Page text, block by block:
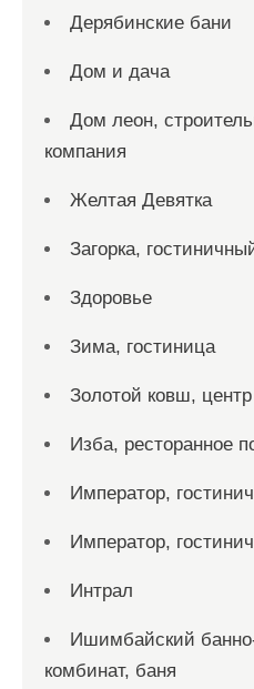
Дерябинские бани
Дом и дача
Дом леон,
компания
Желтая Девятка
Загорка,
Здоровье
Зима, гостиница
Золотой ковш,
Изба, ресторанное
Император,
Император,
Интрал
Ишимбайский
комбинат, баня